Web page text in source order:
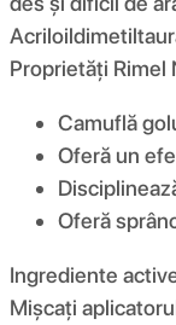
Proprietăți Rimel
Camuflă
Oferă un
Oferă
Ingrediente
Mișcați